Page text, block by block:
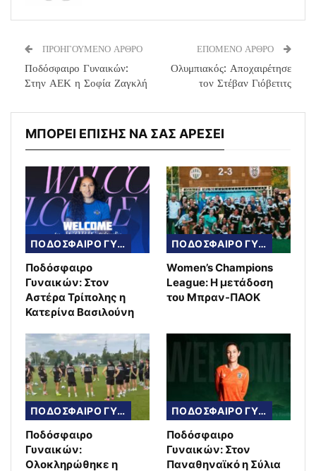
ΠΡΟΗΓΟΥΜΕΝΟ ΑΡΘΡΟ
Ποδόσφαιρο Γυναικών:
Στην ΑΕΚ η Σοφία Ζαγκλή
ΕΠΟΜΕΝΟ ΑΡΘΡΟ
Ολυμπιακός: Αποχαιρέτησε
τον Στέβαν Γιόβετιτς
ΜΠΟΡΕΙ ΕΠΙΣΗΣ ΝΑ ΣΑΣ ΑΡΕΣΕΙ
ΠΟΔΟΣΦΑΙΡΟ ΓΥΝΑΙΚΩΝ
Ποδόσφαιρο
Γυναικών: Στον
Αστέρα Τρίπολης η
Κατερίνα Βασιλούνη
ΠΟΔΟΣΦΑΙΡΟ ΓΥΝΑΙΚΩΝ
Women’s Champions
League: Η μετάδοση
του Μπραν-ΠΑΟΚ
ΠΟΔΟΣΦΑΙΡΟ ΓΥΝΑΙΚΩΝ
Ποδόσφαιρο
Γυναικών:
Ολοκληρώθηκε η
ΠΟΔΟΣΦΑΙΡΟ ΓΥΝΑΙΚΩΝ
Ποδόσφαιρο
Γυναικών: Στον
Παναθηναϊκό η Σύλια